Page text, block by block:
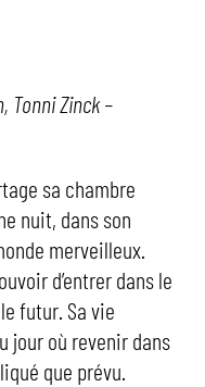
Tonni Zinck –
sa chambre
nuit, dans son
merveilleux.
d’entrer dans le
futur. Sa vie
jour où revenir dans
que prévu.